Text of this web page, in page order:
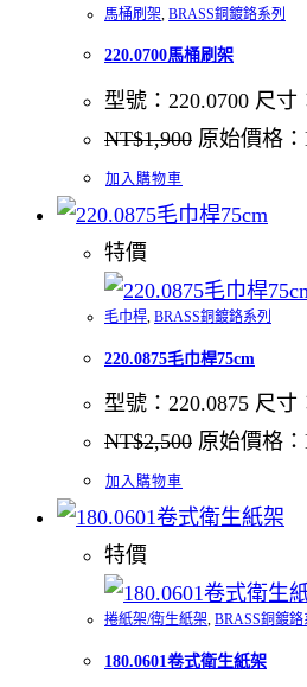
馬桶刷架 BRASS銅鍍鉻系列
220.0700馬桶刷架
型號：220.0700 尺
NT$1,900 原始價格：
加入購物車
特價
毛巾桿, BRASS銅鍍鉻系列
220.0875毛巾桿75cm
型號：220.0875 尺
NT$2,500 原始價格：
加入購物車
特價
捲紙架/衛生紙架, BRASS銅鍍鉻
180.0601卷式衛生紙架